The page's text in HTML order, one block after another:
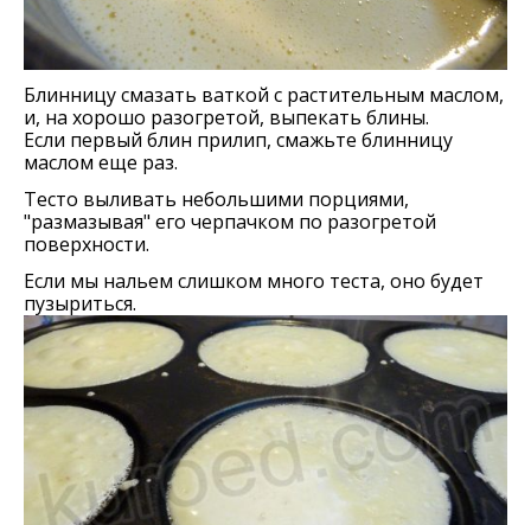
Блинницу смазать ваткой с растительным маслом,
и, на хорошо разогретой, выпекать блины.
Если первый блин прилип, смажьте блинницу
маслом еще раз.
Тесто выливать небольшими порциями,
"размазывая" его черпачком по разогретой
поверхности.
Если мы нальем слишком много теста, оно будет
пузыриться.